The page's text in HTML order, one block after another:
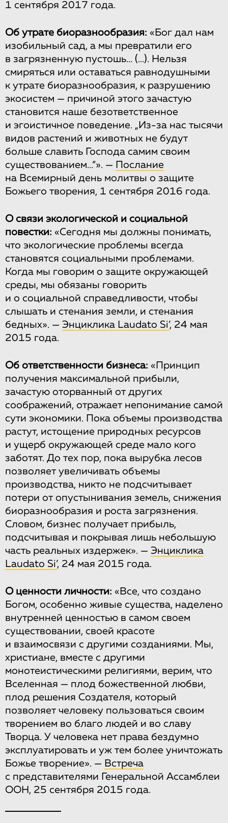
1 сентября 2017 года.
Об утрате биоразнообразия: «Бог дал нам
изобильный сад, а мы превратили его
в загрязненную пустошь... (...). Нельзя
смиряться или оставаться равнодушными
к утрате биоразнообразия, к разрушению
экосистем — причиной этого зачастую
становится наше безответственное
и эгоистичное поведение. „Из-за нас тысячи
видов растений и животных не будут
больше славить Господа самим своим
существованием...“». — Послание
на Всемирный день молитвы о защите
Божьего творения, 1 сентября 2016 года.
О связи экологической и социальной
повестки: «Сегодня мы должны понимать,
что экологические проблемы всегда
становятся социальными проблемами.
Когда мы говорим о защите окружающей
среды, мы обязаны говорить
и о социальной справедливости, чтобы
слышать и стенания земли, и стенания
бедных». — Энциклика Laudato Si’, 24 мая
2015 года.
Об ответственности бизнеса: «Принцип
получения максимальной прибыли,
зачастую оторванный от других
соображений, отражает непонимание самой
сути экономики. Пока объемы производства
растут, истощение природных ресурсов
и ущерб окружающей среде мало кого
заботят. До тех пор, пока вырубка лесов
позволяет увеличивать объемы
производства, никто не подсчитывает
потери от опустынивания земель, снижения
биоразнообразия и роста загрязнения.
Словом, бизнес получает прибыль,
подсчитывая и покрывая лишь небольшую
часть реальных издержек». — Энциклика
Laudato Si’, 24 мая 2015 года.
О ценности личности: «Все, что создано
Богом, особенно живые существа, наделено
внутренней ценностью в самом своем
существовании, своей красоте
и взаимосвязи с другими созданиями. Мы,
христиане, вместе с другими
монотеистическими религиями, верим, что
Вселенная — плод божественной любви,
плод решения Создателя, который
позволяет человеку пользоваться своим
творением во благо людей и во славу
Творца. У человека нет права бездумно
эксплуатировать и уж тем более уничтожать
Божье творение». — Встреча
с представителями Генеральной Ассамблеи
ООН, 25 сентября 2015 года.